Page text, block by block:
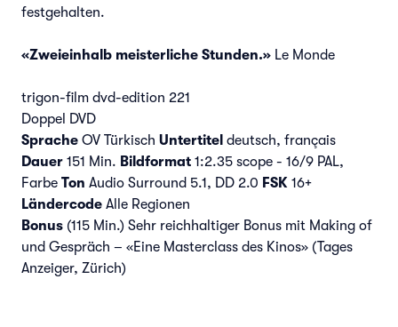
festgehalten.
«Zweieinhalb meisterliche Stunden.» Le Monde
trigon-film dvd-edition 221
Doppel DVD
Sprache OV Türkisch Untertitel deutsch, français
Dauer 151 Min. Bildformat 1:2.35 scope - 16/9 PAL,
Farbe Ton Audio Surround 5.1, DD 2.0 FSK 16+
Ländercode Alle Regionen
Bonus (115 Min.) Sehr reichhaltiger Bonus mit Making of
und Gespräch – «Eine Masterclass des Kinos» (Tages
Anzeiger, Zürich)